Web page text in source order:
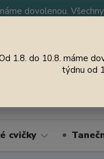
dovolenou.
cvičky
1.8. do 10.8. máme
týdnu od